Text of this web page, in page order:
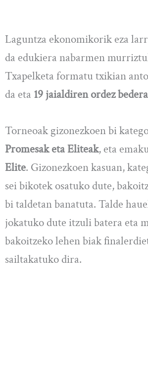
Laguntza ekonomikorik eza
da edukiera nabarmen
Txapelketa formatu txikian
da eta 19 jaialdiren ordez
Torneoak gizonezkoen bi
Promesak eta Eliteak, eta
Elite. Gizonezkoen kasuan,
sei bikotek osatuko dute,
bi taldetan banatuta. Talde
jokatuko dute itzuli batera eta
bakoitzeko lehen biak
sailtakatuko dira.